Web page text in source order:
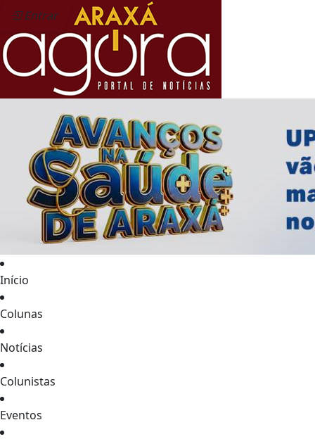
Entrar
Início
Colunas
Notícias
Colunistas
Eventos